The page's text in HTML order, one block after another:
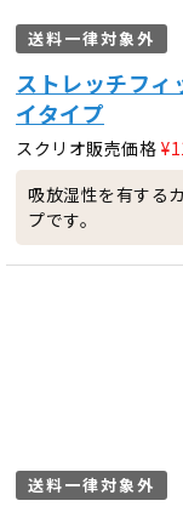
送料一律対象外
ストレッチフ
イタイプ
スクリオ販売価格 ¥
吸放湿性を有する
プです。
送料一律対象外